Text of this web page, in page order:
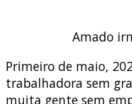
Amado
Primeiro de maio,
trabalhadora sem
muita gente sem